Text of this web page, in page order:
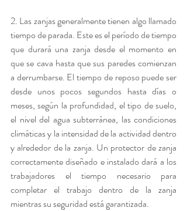
2. Las zanjas generalmente tienen algo llamado
tiempo de parada. Este es el período de tiempo
que durará una zanja desde el momento en
que se cava hasta que sus paredes comienzan
a derrumbarse. El tiempo de reposo puede ser
desde unos pocos segundos hasta días o
meses, según la profundidad, el tipo de suelo,
el nivel del agua subterránea, las condiciones
climáticas y la intensidad de la actividad dentro
y alrededor de la zanja. Un protector de zanja
correctamente diseñado e instalado dará a los
trabajadores el tiempo necesario para
completar el trabajo dentro de la zanja
mientras su seguridad está garantizada.